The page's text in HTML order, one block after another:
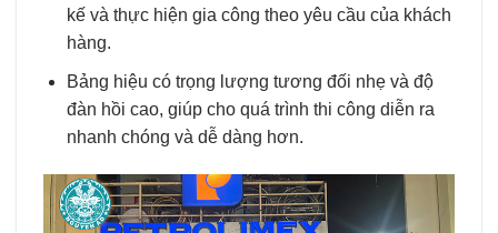
kế và thực hiện gia công theo yêu cầu của khách
hàng.
Bảng hiệu có trọng lượng tương đối nhẹ và độ
đàn hồi cao, giúp cho quá trình thi công diễn ra
nhanh chóng và dễ dàng hơn.